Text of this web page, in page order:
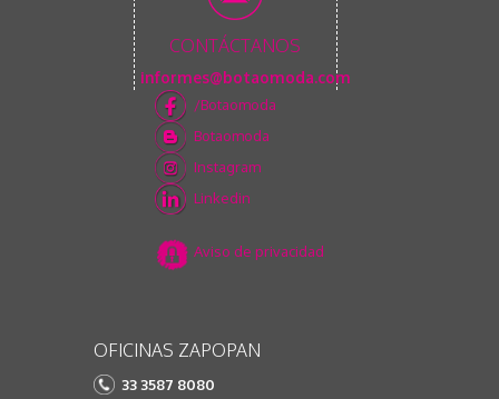
CONTÁCTANOS
informes@botaomoda.com
/Botaomoda
Botaomoda
Instagram
Linkedin
Aviso de privacidad
OFICINAS ZAPOPAN
33 3587 8080